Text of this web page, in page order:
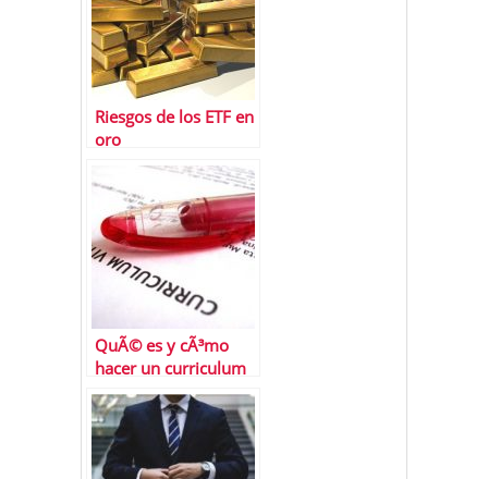
Riesgos de los ETF en
oro
QuÃ© es y cÃ³mo
hacer un curriculum
temÃ¡tico